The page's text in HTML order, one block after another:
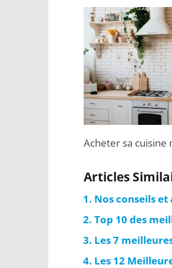
Acheter sa cuisine
Articles
Nos conseils
Top 10 des
Les 7
Les 12